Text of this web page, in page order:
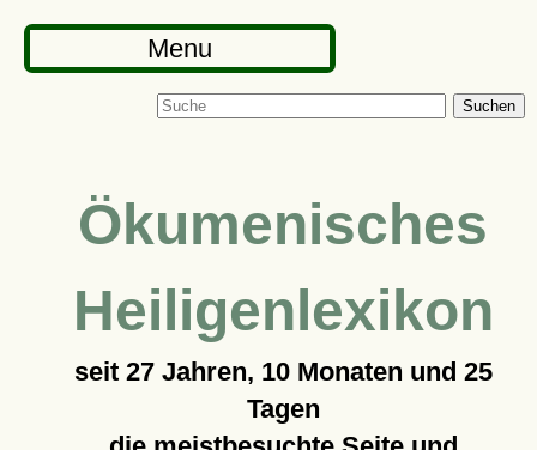
Menu
Suchen
Ökumenisches
Heiligenlexikon
seit 27 Jahren, 10 Monaten und 25
Tagen